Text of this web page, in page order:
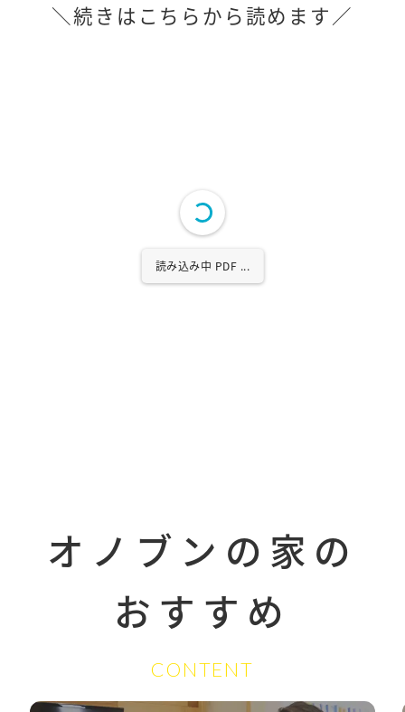
＼続きはこちらから読めます／
読み込み中 PDF 16% ...
オノブンの家の
おすすめ
CONTENT